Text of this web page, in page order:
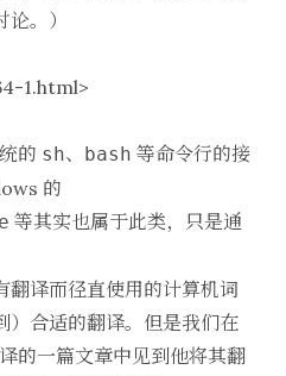
。）
1.html>
的 sh、 bash 等命令行的接
的
等其实也属于此类，只是通
翻译而径直使用的计算机词
）合适的翻译。但是我们在
的一篇文章中见到他将其翻